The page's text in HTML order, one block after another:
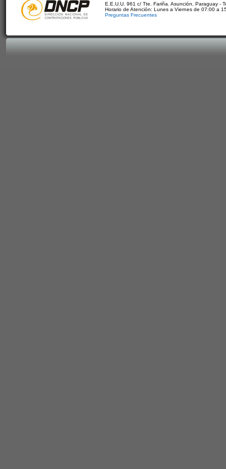
E.E.U.U. 961 c/ Tte. Fariña. Asunción, Paraguay -
Horario de Atención: Lunes a Viernes de 07:00 a
Preguntas Frecuentes